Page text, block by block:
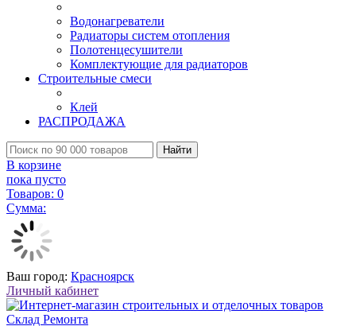
Водонагреватели
Радиаторы систем отопления
Полотенцесушители
Комплектующие для радиаторов
Строительные смеси
Клей
РАСПРОДАЖА
Найти
В корзине
пока пусто
Товаров: 0
Сумма:
Ваш город: Красноярск
Личный кабинет